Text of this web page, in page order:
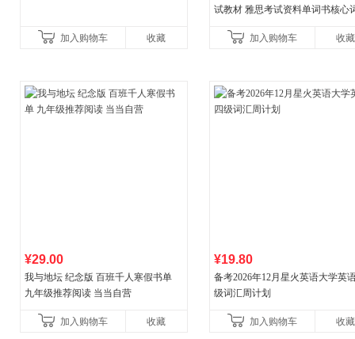
加入购物车 收藏
试教材 雅思考试资料单词书核心
加入购物车
收藏
¥29.00
我与地坛 纪念版 百班千人寒假书单
九年级推荐阅读 当当自营
加入购物车 收藏
¥19.80
备考2026年12月星火英语大学英
级词汇周计划
加入购物车 收藏